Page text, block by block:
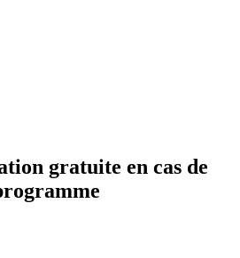
gratuite en cas de